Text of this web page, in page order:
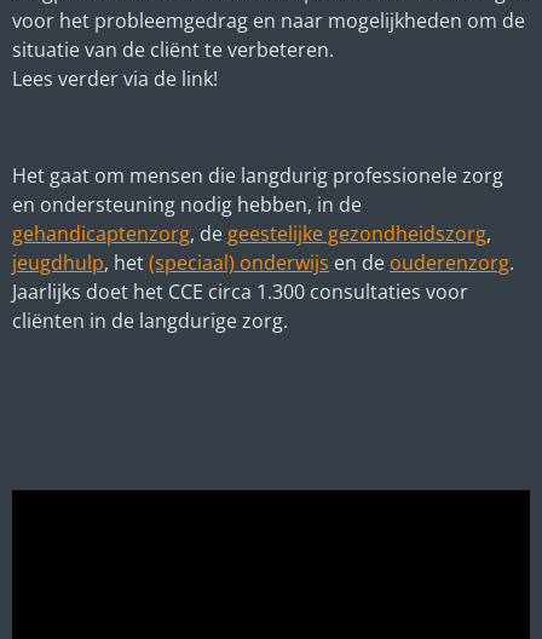
voor het probleemgedrag en naar mogelijkheden om de
situatie van de cliënt te verbeteren.
Lees verder via de link!
Het gaat om mensen die langdurig professionele zorg
en ondersteuning nodig hebben, in de
gehandicaptenzorg, degeestelijke gezondheidszorg,
jeugdhulp, het(speciaal) onderwijs en de ouderenzorg.
Jaarlijks doet het CCE circa 1.300 consultaties voor
cliënten in de langdurige zorg.